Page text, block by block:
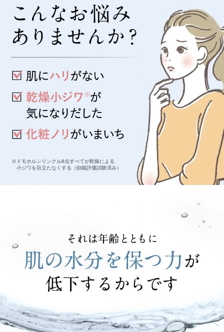
※ドモホルンリンクル8点すべてが乾燥による
小ジワを目立たなくする（効能評価試験済み）